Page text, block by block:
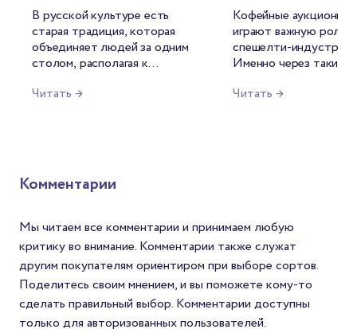
знаменитых
русских
писателей
В русской культуре есть
старая традиция, которая
объединяет людей за одним
столом, располагая к
называется она — чаепитие.
напиток нашёл отражение и
Читать →
Кофейные аукционы
играют важную роль в
спешелти-индустрии.
Именно через такие
рынок, формируются
уникальным вкусом. А
покупателей —
попробовать редкий
который редко
в массовой продаже.
Читать →
Комментарии
Мы читаем все комментарии и принимаем любую
критику во внимание. Комментарии также служат
другим покупателям ориентиром при выборе сортов.
Поделитесь своим мнением, и вы поможете кому-то
сделать правильный выбор. Комментарии доступны
только для авторизованных пользователей.